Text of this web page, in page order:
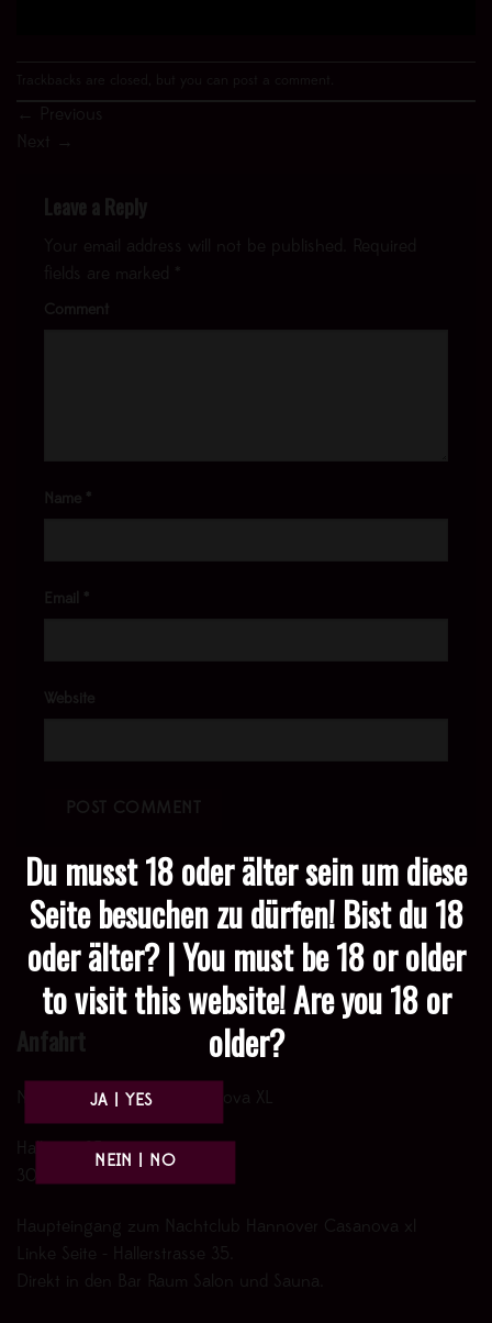
Du musst 18 oder älter sein um diese
Seite besuchen zu dürfen! Bist du 18
oder älter? | You must be 18 or older
to visit this website! Are you 18 or
older?
Trackbacks are closed, but you can post a comment
←
Previous
→
Leave a Reply
Your email address will not be published.
Required
fields are marked
*
Comment
Name *
Email *
Website
Anfahrt
Nachtclub Hannover Casanova XL
Hallerstr. 35
30161 Hannover
Haupteingang zum Nachtclub Hannover Casanova xl
Linke Seite - Hallerstrasse 35.
Direkt in den Bar Raum Salon und Sauna.